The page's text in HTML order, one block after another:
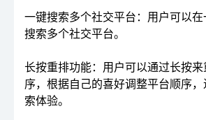
一键搜索多个社交平台：用户可以
搜索多个社交平台。
长按重排功能：用户可以通过长按
序，根据自己的喜好调整平台顺序
索体验。